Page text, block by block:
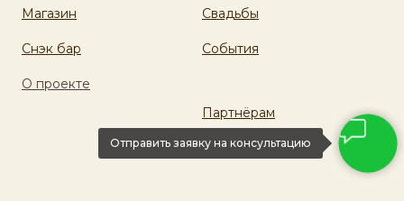
Магазин
Снэк бар
О проекте
Свадьбы
События
Партнёрам
Отправить заявку на консультацию